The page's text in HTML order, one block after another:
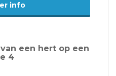
info
een hert op een
4